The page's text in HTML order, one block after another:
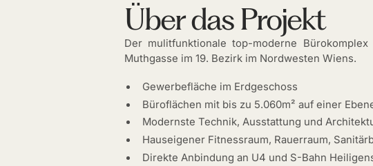
Über das Projekt
Der mulitfunktionale top-moderne
Muthgasse im 19. Bezirk im Nordwesten Wiens.
Gewerbefläche im Erdgeschoss
Büroflächen mit bis zu 5.060m² auf einer
Modernste Technik, Ausstattung und
Hauseigener Fitnessraum, Rauerraum,
Direkte Anbindung an U4 und S-Bahn